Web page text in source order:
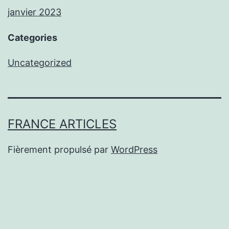
janvier 2023
Categories
Uncategorized
FRANCE ARTICLES
Fièrement propulsé par WordPress